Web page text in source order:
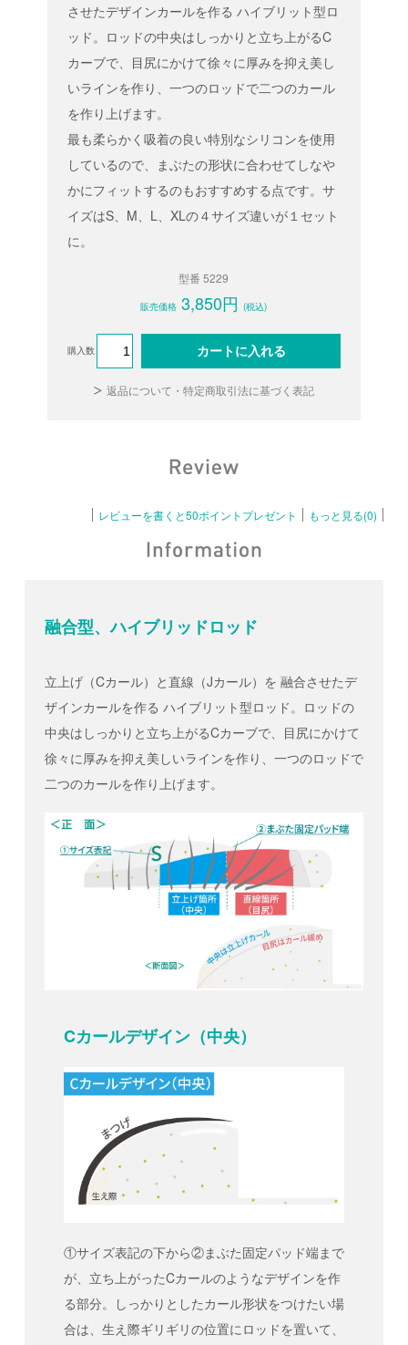
させたデザインカールを作る ハイブリット型ロ
ッド。ロッドの中央はしっかりと立ち上がるC
カーブで、目尻にかけて徐々に厚みを抑え美し
いラインを作り、一つのロッドで二つのカール
を作り上げます。
最も柔らかく吸着の良い特別なシリコンを使用
しているので、まぶたの形状に合わせてしなや
かにフィットするのもおすすめする点です。サ
イズはS、M、L、XLの４サイズ違いが１セット
に。
型番 5229
販売価格 3,850円(税込)
購入数 カートに入れる
返品について・特定商取引法に基づく表記
レビューを書くと50ポイントプレゼント もっと見る(0)
融合型、ハイブリッドロッド
立上げ（Cカール）と直線（Jカール）を 融合させたデ
ザインカールを作る ハイブリット型ロッド。ロッドの
中央はしっかりと立ち上がるCカーブで、目尻にかけて
徐々に厚みを抑え美しいラインを作り、一つのロッドで
二つのカールを作り上げます。
Cカールデザイン（中央）
①サイズ表記の下から②まぶた固定パッド端まで
が、立ち上がったCカールのようなデザインを作
る部分。しっかりとしたカール形状をつけたい場
合は、生え際ギリギリの位置にロッドを置いて、